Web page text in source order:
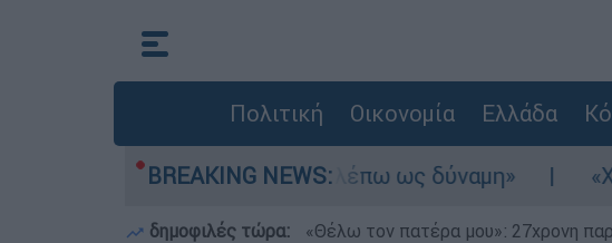
Πολιτική Οικονομία Ελλάδα
BREAKING NEWS:
τώρα το βλέπω ως δύναμη» «Χωρίς σκηνές
δημοφιλές τώρα: «Θέλω τον πατέρα μου»: 27χρονη